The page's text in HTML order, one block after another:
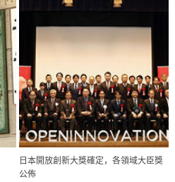
日本開放創新大獎確定，各領域大臣獎
公佈